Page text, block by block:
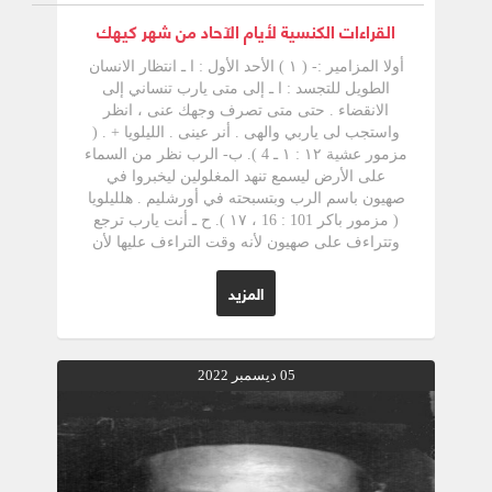
القراءات الكنسية لأيام الآحاد من شهر كيهك
أولا المزامير :- ( ۱ ) الأحد الأول : ا ـ انتظار الانسان
الطويل للتجسد : ا ـ إلى متى يارب تنساني إلى
الانقضاء . حتى متى تصرف وجهك عنى ، انظر
واستجب لى ياربي والهى . أنر عينى . الليلويا + . (
مزمور عشية ١٢ : ١ ـ 4 ). ب- الرب نظر من السماء
على الأرض ليسمع تنهد المغلولين ليخبروا في
صهيون باسم الرب وبتسبحته في أورشليم . هلليلويا
( مزمور باکر 101 : 16 ، ۱۷ ). ح ـ أنت يارب ترجع
وتتراءف على صهيون لأنه وقت التراءف عليها لأن
القداس11:101-14). فمزامير الأسبوع الأول كلها
تدور حول ضيق الانسان وحاجته للتجسد الإلهى وإن
الأسبوع الثاني عن كيفية التجسد بنبوات من مزامير
العهد القديم . أ‌- طاطيء السموات وانزل - والمس
الجبال فتدخن . أرسل يدك من العلو انقذنى ونجنى
هلليلويا »( مزمور عشية 143 : 2 ، ۷ ) ب‌- « ينزل
مثل المطر على الجزة ومثل قطرات على الأرض
يشرق في أيامه العدل وكثرة السلامة » . العذراء
المزيد
05 ديسمبر 2022